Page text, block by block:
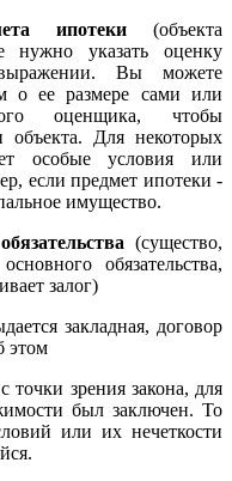
ипотеки(объекта
нужно указать оценку
Вы можете
о ее размере сами или
оценщика, чтобы
объекта. Для некоторых
особые условия или
если предмет ипотеки -
имущество.
(существо,
обязательства,
залог)
закладная, договор
этом
точки зрения закона, для
был заключен. То
или их нечеткости